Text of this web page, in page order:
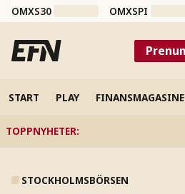
OMXS30 OMXSPI
START PLAY
TOPPNYHETER:
STOCKHOLMSBÖRSEN